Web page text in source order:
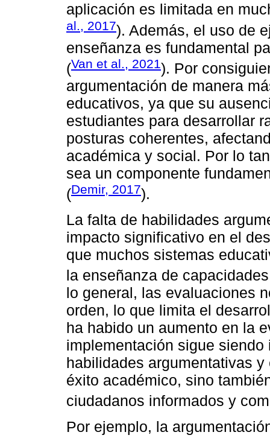
aplicación es limitada en
al., 2017). Además, el uso de
enseñanza es fundamental
(Van et al., 2021). Por
argumentación de manera
educativos, ya que su
estudiantes para desarrollar
posturas coherentes,
académica y social. Por lo
sea un componente
(Demir, 2017).
La falta de habilidades
impacto significativo en el
que muchos sistemas
la enseñanza de
lo general, las evaluaciones
orden, lo que limita el
ha habido un aumento en la
implementación sigue
habilidades argumentativas
éxito académico, sino
ciudadanos informados y
Por ejemplo, la